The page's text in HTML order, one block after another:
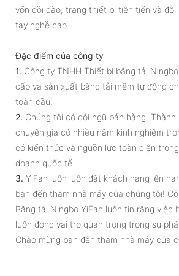
vốn dồi dào, trang thiết bị tiên tiến và
tay nghề cao.
Đặc điểm của công ty
1. Công ty TNHH Thiết bị băng tải
cấp và sản xuất băng tải mềm tự động
toàn cầu.
2. Chúng tôi có đội ngũ bán hàng. Thành
chuyên gia có nhiều năm kinh nghiệm
có kiến ​​thức và nguồn lực toàn diện
doanh quốc tế.
3. YiFan luôn luôn đặt khách hàng lên
bạn đến thăm nhà máy của chúng tôi!
Băng tải Ningbo YiFan luôn tin rằng việc
luôn đóng vai trò quan trọng trong sự
Chào mừng bạn đến thăm nhà máy của